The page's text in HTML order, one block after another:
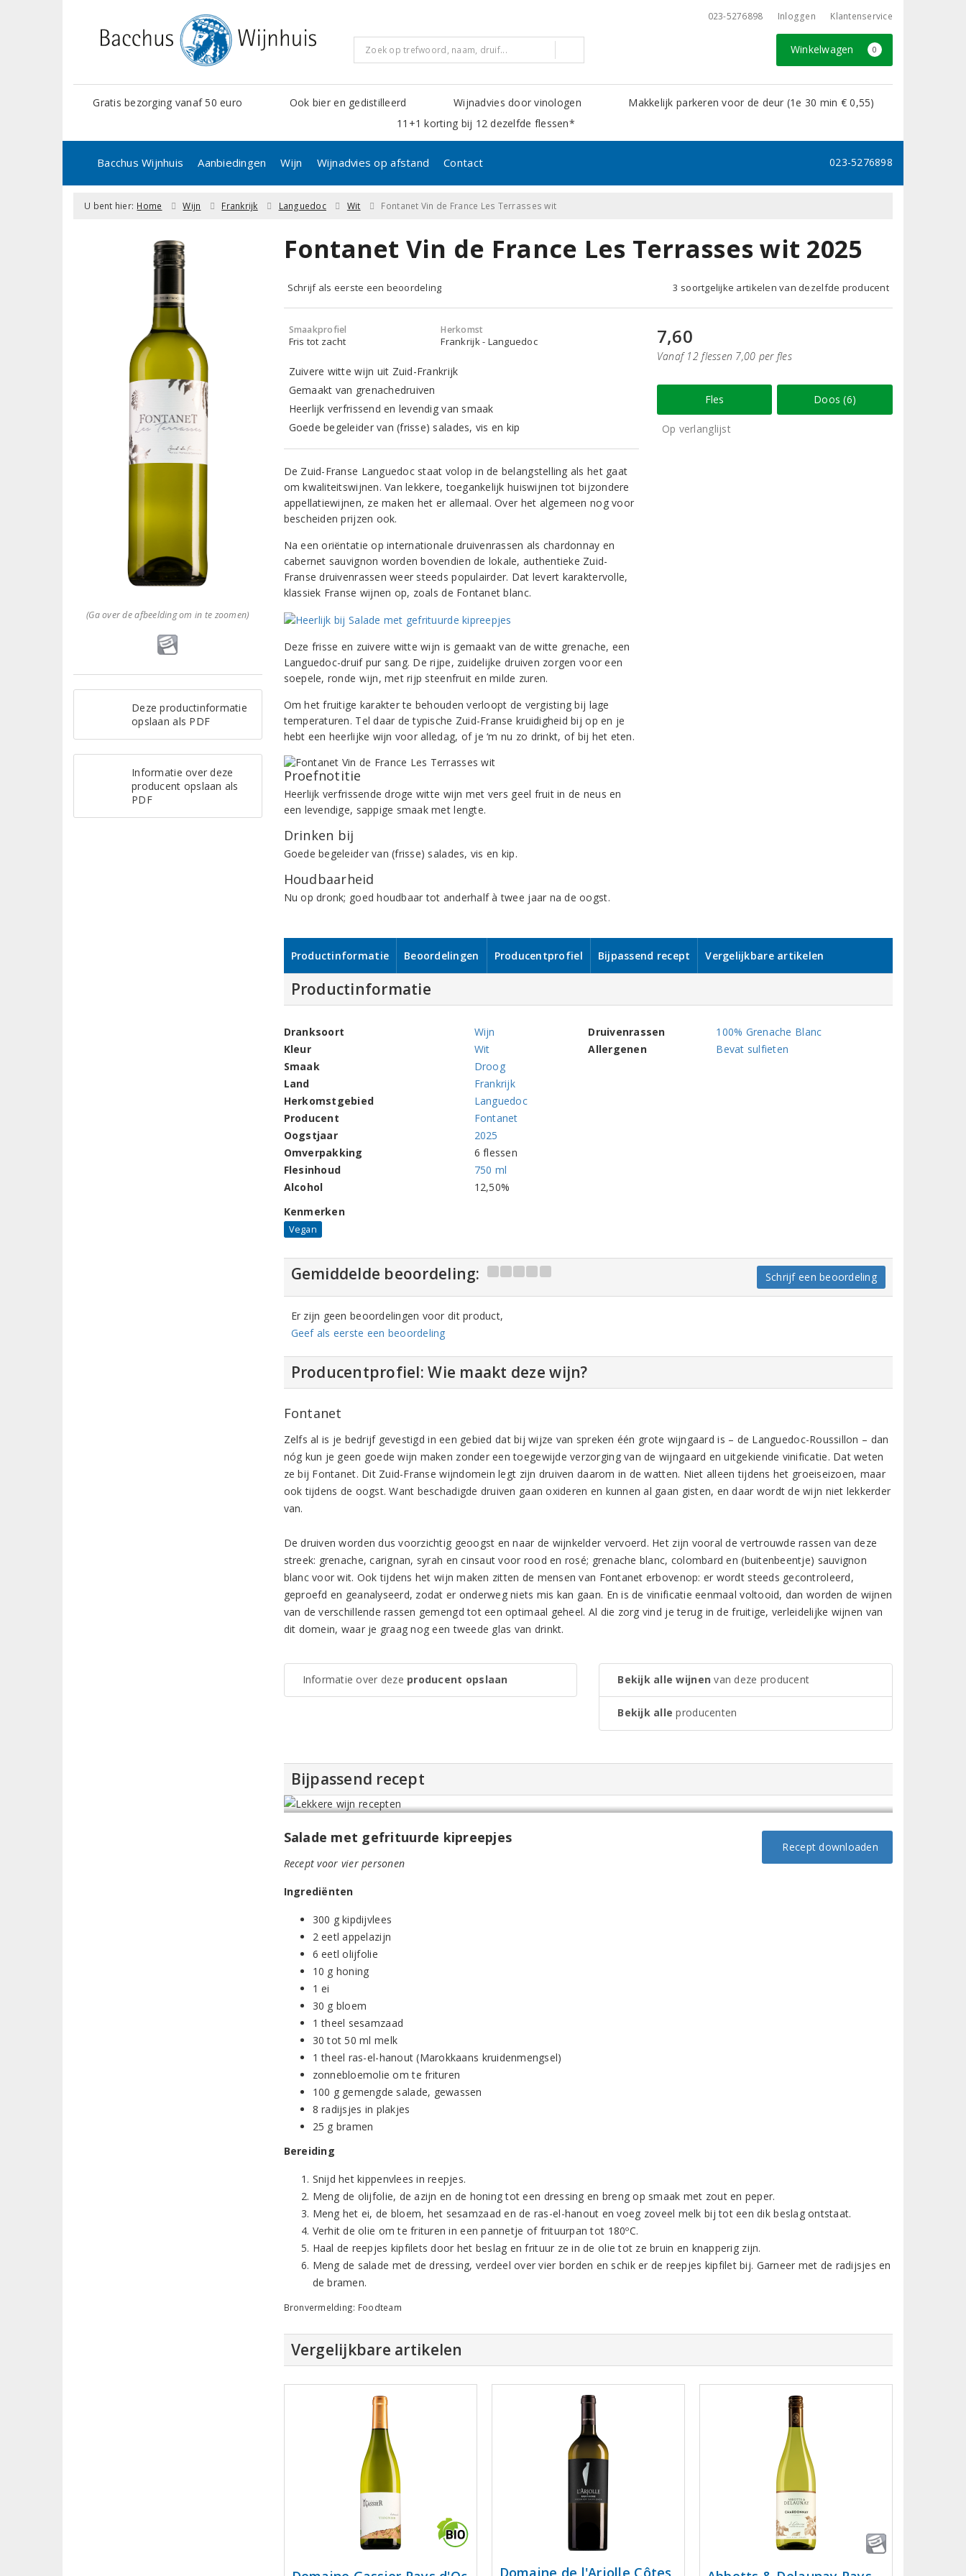
023-5276898 Inloggen Klantenservice
Winkelwagen 0
Gratis bezorging vanaf 50 euro Ook bier en gedistilleerd Wijnadvies door vinologen
Makkelijk parkeren voor de deur (1e 30 min € 0,55)
11+1 korting bij 12 dezelfde flessen*
Bacchus Wijnhuis Aanbiedingen Wijn Wijnadvies op afstand Contact 023-5276898
U bent hier: Home Wijn Frankrijk Languedoc Wit Fontanet Vin de France Les Terrasses wit
(Ga over de afbeelding om in te zoomen)
Deze productinformatie
opslaan als PDF
Informatie over deze
producent opslaan als
PDF
Fontanet Vin de France Les Terrasses wit 2025
Schrijf als eerste een beoordeling 3 soortgelijke artikelen van dezelfde producent
Smaakprofiel
Fris tot zacht
Herkomst
Frankrijk - Languedoc
Zuivere witte wijn uit Zuid-Frankrijk
Gemaakt van grenachedruiven
Heerlijk verfrissend en levendig van smaak
Goede begeleider van (frisse) salades, vis en kip
De Zuid-Franse Languedoc staat volop in de belangstelling als het gaat
om kwaliteitswijnen. Van lekkere, toegankelijk huiswijnen tot bijzondere
appellatiewijnen, ze maken het er allemaal. Over het algemeen nog voor
bescheiden prijzen ook.
Na een oriëntatie op internationale druivenrassen als chardonnay en
cabernet sauvignon worden bovendien de lokale, authentieke Zuid-
Franse druivenrassen weer steeds populairder. Dat levert karaktervolle,
klassiek Franse wijnen op, zoals de Fontanet blanc.
Deze frisse en zuivere witte wijn is gemaakt van de witte grenache, een
Languedoc-druif pur sang. De rijpe, zuidelijke druiven zorgen voor een
soepele, ronde wijn, met rijp steenfruit en milde zuren.
Om het fruitige karakter te behouden verloopt de vergisting bij lage
temperaturen. Tel daar de typische Zuid-Franse kruidigheid bij op en je
hebt een heerlijke wijn voor alledag, of je ‘m nu zo drinkt, of bij het eten.
Proefnotitie
Heerlijk verfrissende droge witte wijn met vers geel fruit in de neus en
een levendige, sappige smaak met lengte.
Drinken bij
Goede begeleider van (frisse) salades, vis en kip.
Houdbaarheid
Nu op dronk; goed houdbaar tot anderhalf à twee jaar na de oogst.
7,60
Vanaf 12 flessen 7,00 per fles
Fles Doos (6)
Op verlanglijst
Productinformatie Beoordelingen Producentprofiel Bijpassend recept Vergelijkbare artikelen
Productinformatie
Dranksoort
Wijn
Kleur
Wit
Smaak
Droog
Land
Frankrijk
Herkomstgebied
Languedoc
Producent
Fontanet
Oogstjaar
2025
Omverpakking
6 flessen
Flesinhoud
750 ml
Alcohol
12,50%
Druivenrassen
100% Grenache Blanc
Allergenen
Bevat sulfieten
Kenmerken
Vegan
Gemiddelde beoordeling: Schrijf een beoordeling
Er zijn geen beoordelingen voor dit product,
Geef als eerste een beoordeling
Producentprofiel: Wie maakt deze wijn?
Fontanet
Zelfs al is je bedrijf gevestigd in een gebied dat bij wijze van spreken één grote wijngaard is – de Languedoc-Roussillon – dan
nóg kun je geen goede wijn maken zonder een toegewijde verzorging van de wijngaard en uitgekiende vinificatie. Dat weten
ze bij Fontanet. Dit Zuid-Franse wijndomein legt zijn druiven daarom in de watten. Niet alleen tijdens het groeiseizoen, maar
ook tijdens de oogst. Want beschadigde druiven gaan oxideren en kunnen al gaan gisten, en daar wordt de wijn niet lekkerder
van.
De druiven worden dus voorzichtig geoogst en naar de wijnkelder vervoerd. Het zijn vooral de vertrouwde rassen van deze
streek: grenache, carignan, syrah en cinsaut voor rood en rosé; grenache blanc, colombard en (buitenbeentje) sauvignon
blanc voor wit. Ook tijdens het wijn maken zitten de mensen van Fontanet erbovenop: er wordt steeds gecontroleerd,
geproefd en geanalyseerd, zodat er onderweg niets mis kan gaan. En is de vinificatie eenmaal voltooid, dan worden de wijnen
van de verschillende rassen gemengd tot een optimaal geheel. Al die zorg vind je terug in de fruitige, verleidelijke wijnen van
dit domein, waar je graag nog een tweede glas van drinkt.
Informatie over deze producent opslaan Bekijk alle wijnen van deze producent
Bekijk alle producenten
Bijpassend recept
Recept downloaden
Salade met gefrituurde kipreepjes
Recept voor vier personen
Ingrediënten
300 g kipdijvlees
2 eetl appelazijn
6 eetl olijfolie
10 g honing
1 ei
30 g bloem
1 theel sesamzaad
30 tot 50 ml melk
1 theel ras-el-hanout (Marokkaans kruidenmengsel)
zonnebloemolie om te frituren
100 g gemengde salade, gewassen
8 radijsjes in plakjes
25 g bramen
Bereiding
Snijd het kippenvlees in reepjes.
Meng de olijfolie, de azijn en de honing tot een dressing en breng op smaak met zout en peper.
Meng het ei, de bloem, het sesamzaad en de ras-el-hanout en voeg zoveel melk bij tot een dik beslag ontstaat.
Verhit de olie om te frituren in een pannetje of frituurpan tot 180ºC.
Haal de reepjes kipfilets door het beslag en frituur ze in de olie tot ze bruin en knapperig zijn.
Meng de salade met de dressing, verdeel over vier borden en schik er de reepjes kipfilet bij. Garneer met de radijsjes en
de bramen.
Bronvermelding: Foodteam
Vergelijkbare artikelen
Domaine de l'Arjolle Côtes